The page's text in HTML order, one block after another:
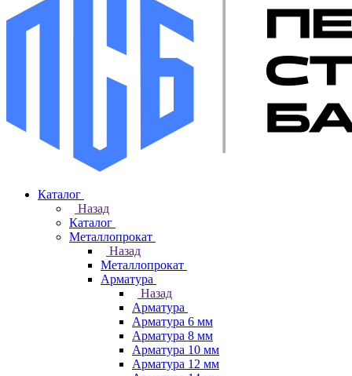
Каталог
Назад
Каталог
Металлопрокат
Назад
Металлопрокат
Арматура
Назад
Арматура
Арматура 6 мм
Арматура 8 мм
Арматура 10 мм
Арматура 12 мм